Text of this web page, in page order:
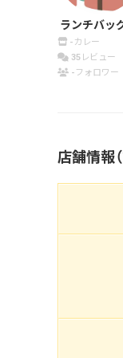
ランチバッ
- カレー
35 レビュー
- フォロワー
店舗情報（